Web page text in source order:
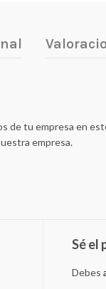
tu empresa en
empresa.
Sé el
Debes